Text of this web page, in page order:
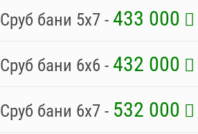
Сруб бани 5х7 -433 000
Сруб бани 6х6 -432 000
Сруб бани 6х7 - 532 000